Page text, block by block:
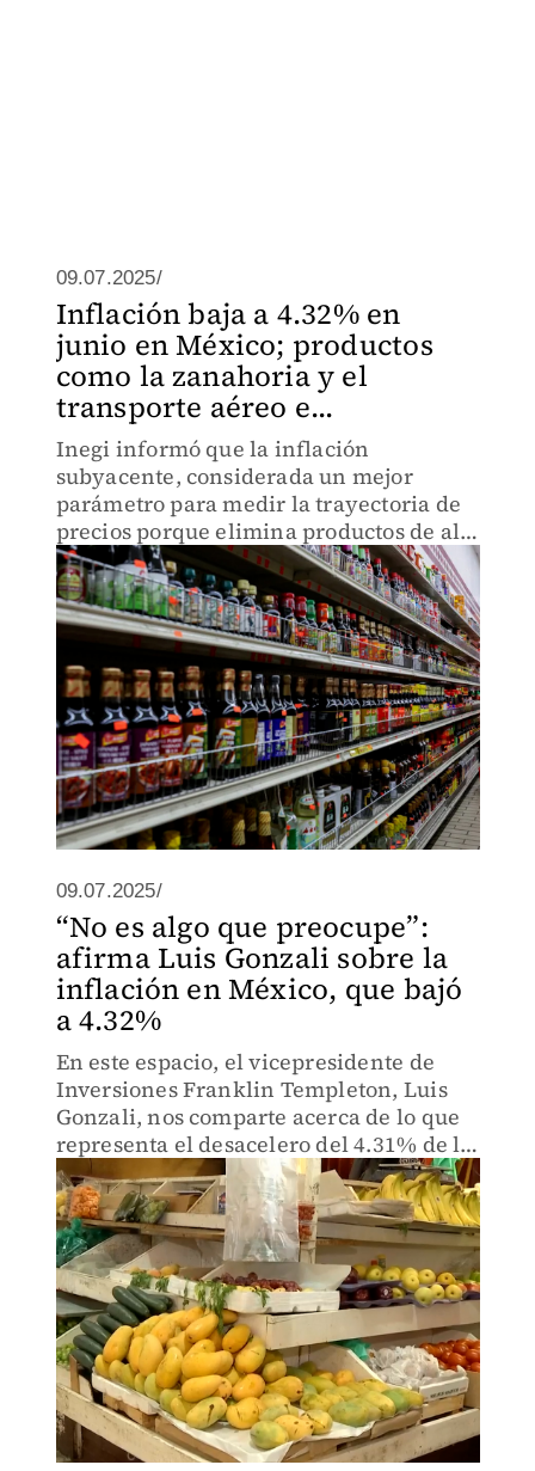
09.07.2025/
Inflación baja a 4.32% en
junio en México; productos
como la zanahoria y el
transporte aéreo e...
Inegi informó que la inflación
subyacente, considerada un mejor
parámetro para medir la trayectoria de
precios porque elimina productos de alta
volatilidad, subió 4.24% a tasa anual.
09.07.2025/
“No es algo que preocupe”:
afirma Luis Gonzali sobre la
inflación en México, que bajó
a 4.32%
En este espacio, el vicepresidente de
Inversiones Franklin Templeton, Luis
Gonzali, nos comparte acerca de lo que
representa el desacelero del 4.31% de la
la inflación en México, ocurrida el día
de hoy.